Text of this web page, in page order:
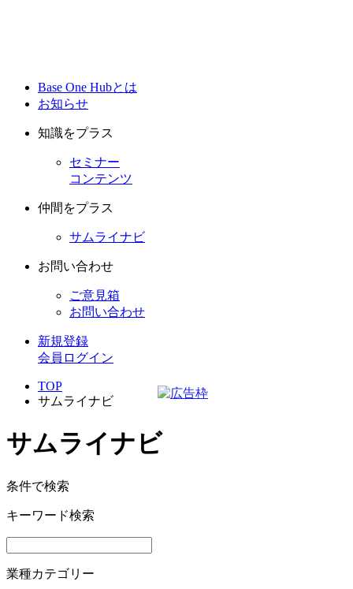
Base One Hubとは
お知らせ
知識をプラス
セミナー
コンテンツ
仲間をプラス
サムライナビ
お問い合わせ
ご意見箱
お問い合わせ
新規登録
会員ログイン
TOP
サムライナビ
サムライナビ
条件で検索
キーワード検索
業種カテゴリー